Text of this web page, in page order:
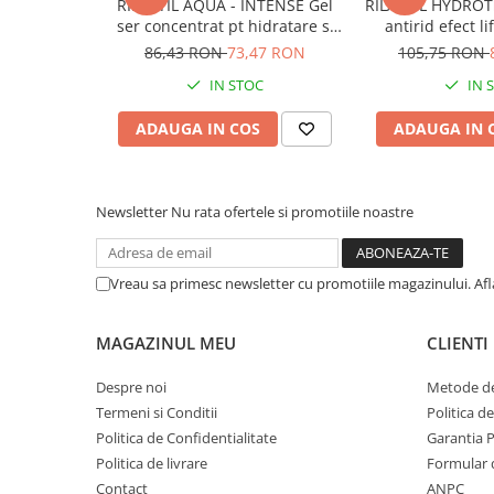
RILASTIL AQUA - INTENSE Gel
ser concentrat pt hidratare si
anti-poluare x 30ml
86,43 RON73,47 RON
IN STOC
ADAUGA IN COS
RILASTIL
antirid efect
105,75 RON
IN
ADAUGA IN
Newsletter Nu rata ofertele si promotiile noastre
Vreau sa primesc newsletter cu promotiile magazinului.
MAGAZINUL MEU
Despre noi
Termeni si Conditii
Politica de Confidentialitate
Politica de livrare
Contact
CLIENTI
Metode
Politica
Garantia
Formular
ANPC